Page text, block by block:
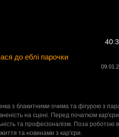
до еблі парочки
з блакитними очима та фігурою з
на сцені. Перед початком
та професіоналізм. Поза роботою
та новинами з кар'єри.